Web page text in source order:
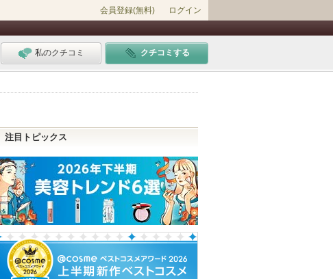
会員登録(無料) ログイン
私のクチコミ クチコミする
注目トピックス